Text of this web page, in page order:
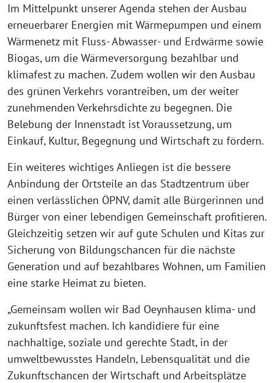
Im Mittelpunkt unserer Agenda stehen der Ausbau
erneuerbarer Energien mit Wärmepumpen und einem
Wärmenetz mit Fluss- Abwasser- und Erdwärme sowie
Biogas, um die Wärmeversorgung bezahlbar und
klimafest zu machen. Zudem wollen wir den Ausbau
des grünen Verkehrs vorantreiben, um der weiter
zunehmenden Verkehrsdichte zu begegnen. Die
Belebung der Innenstadt ist Voraussetzung, um
Einkauf, Kultur, Begegnung und Wirtschaft zu fördern.
Ein weiteres wichtiges Anliegen ist die bessere
Anbindung der Ortsteile an das Stadtzentrum über
einen verlässlichen ÖPNV, damit alle Bürgerinnen und
Bürger von einer lebendigen Gemeinschaft profitieren.
Gleichzeitig setzen wir auf gute Schulen und Kitas zur
Sicherung von Bildungschancen für die nächste
Generation und auf bezahlbares Wohnen, um Familien
eine starke Heimat zu bieten.
„Gemeinsam wollen wir Bad Oeynhausen klima- und
zukunftsfest machen. Ich kandidiere für eine
nachhaltige, soziale und gerechte Stadt, in der
umweltbewusstes Handeln, Lebensqualität und die
Zukunftschancen der Wirtschaft und Arbeitsplätze